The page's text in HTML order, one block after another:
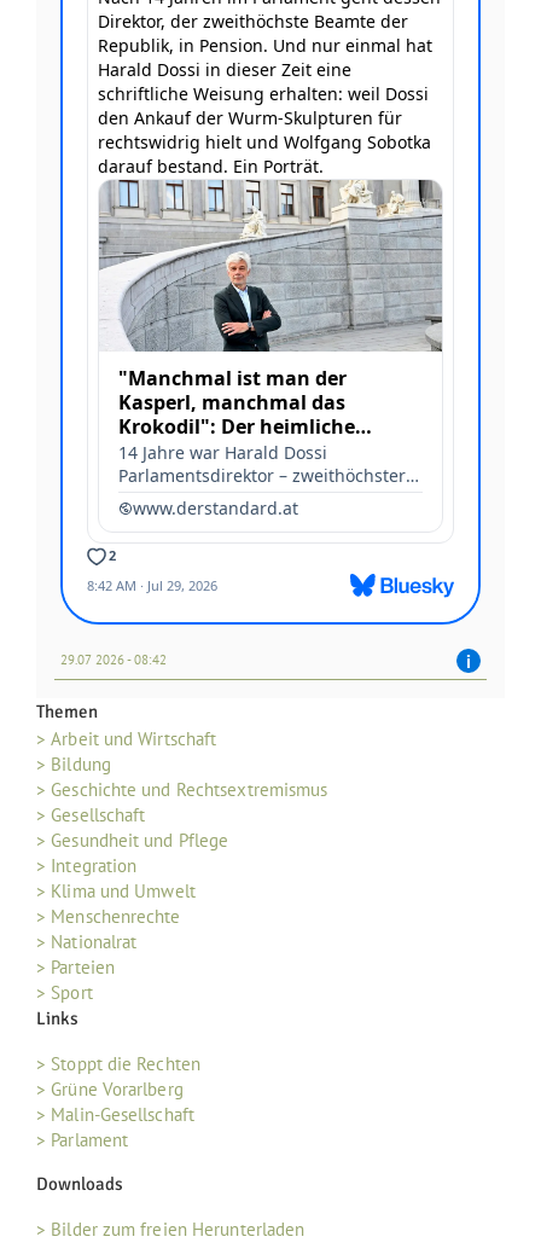
29.07 2026 - 08:42
Themen
> Arbeit und Wirtschaft
> Bildung
> Geschichte und Rechtsextremismus
> Gesellschaft
> Gesundheit und Pflege
> Integration
> Klima und Umwelt
> Menschenrechte
> Nationalrat
> Parteien
> Sport
Links
> Stoppt die Rechten
> Grüne Vorarlberg
> Malin-Gesellschaft
> Parlament
Downloads
> Bilder zum freien Herunterladen